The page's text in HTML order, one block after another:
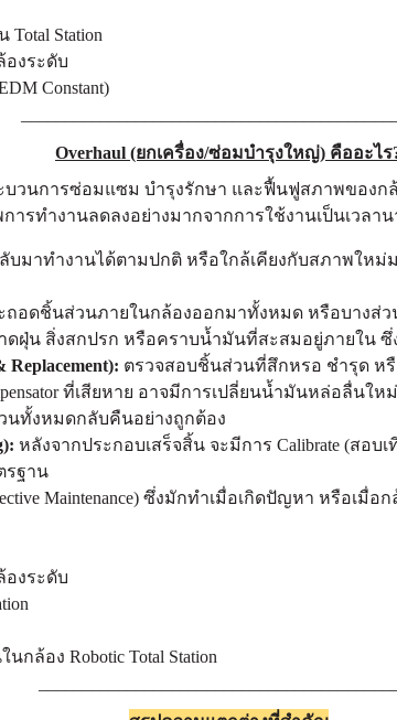
Station
องระดับ
Constant)
Overhaul (ยกเครื่อง/ซ่อมบำรุงใหญ่) คืออะไร
บวนการซ่อมแซม บำรุงรักษา และฟื้นฟูสภาพของก
รทำงานลดลงอย่างมากจากการใช้งานเป็นเวลา
บมาทำงานได้ตามปกติ หรือใกล้เคียงกับสภาพให
ถอดชิ้นส่วนภายในกล้องออกมาทั้งหมด หรือบางส่
ดฝุ่น สิ่งสกปรก หรือคราบน้ำมันที่สะสมอยู่ภายใน ซึ่
ตรวจสอบชิ้นส่วนที่สึกหรอ ชำรุด หรื
ที่เสียหาย อาจมีการเปลี่ยนน้ำมันหล่อลื่นใหม่
นทั้งหมดกลับคืนอย่างถูกต้อง
หลังจากประกอบเสร็จสิ้น จะมีการ Calibrate (สอบ
รฐาน
Maintenance) ซึ่งมักทำเมื่อเกิดปัญหา หรือเ
องระดับ
ล้อง Robotic Total Station